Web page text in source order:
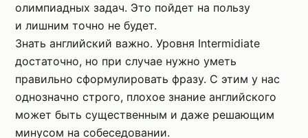
олимпиадных задач. Это пойдет на пользу
и лишним точно не будет.
Знать английский важно. Уровня Intermidiate
достаточно, но при случае нужно уметь
правильно сформулировать фразу. С этим у нас
однозначно строго, плохое знание английского
может быть существенным и даже решающим
минусом на собеседовании.